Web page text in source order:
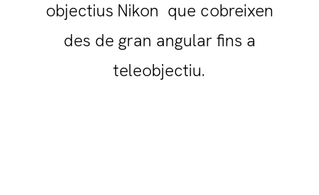
objectius Nikon que cobreixen
des de gran angular fins a
teleobjectiu.